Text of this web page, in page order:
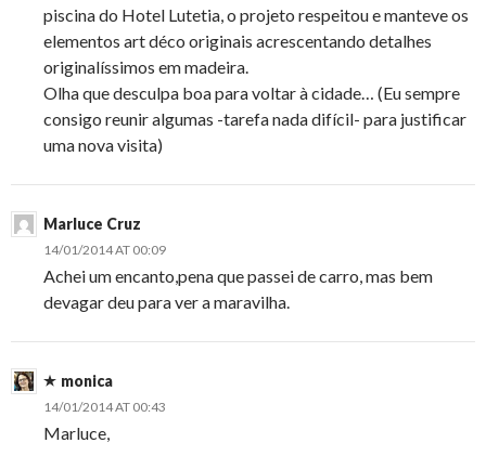
piscina do Hotel Lutetia, o projeto respeitou e manteve os
elementos art déco originais acrescentando detalhes
originalíssimos em madeira.
Olha que desculpa boa para voltar à cidade… (Eu sempre
consigo reunir algumas -tarefa nada difícil- para justificar
uma nova visita)
Marluce Cruz
14/01/2014 AT 00:09
Achei um encanto,pena que passei de carro, mas bem
devagar deu para ver a maravilha.
monica
14/01/2014 AT 00:43
Marluce,